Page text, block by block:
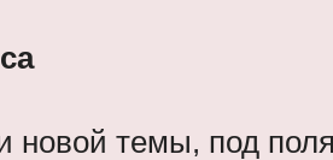
новой темы, под